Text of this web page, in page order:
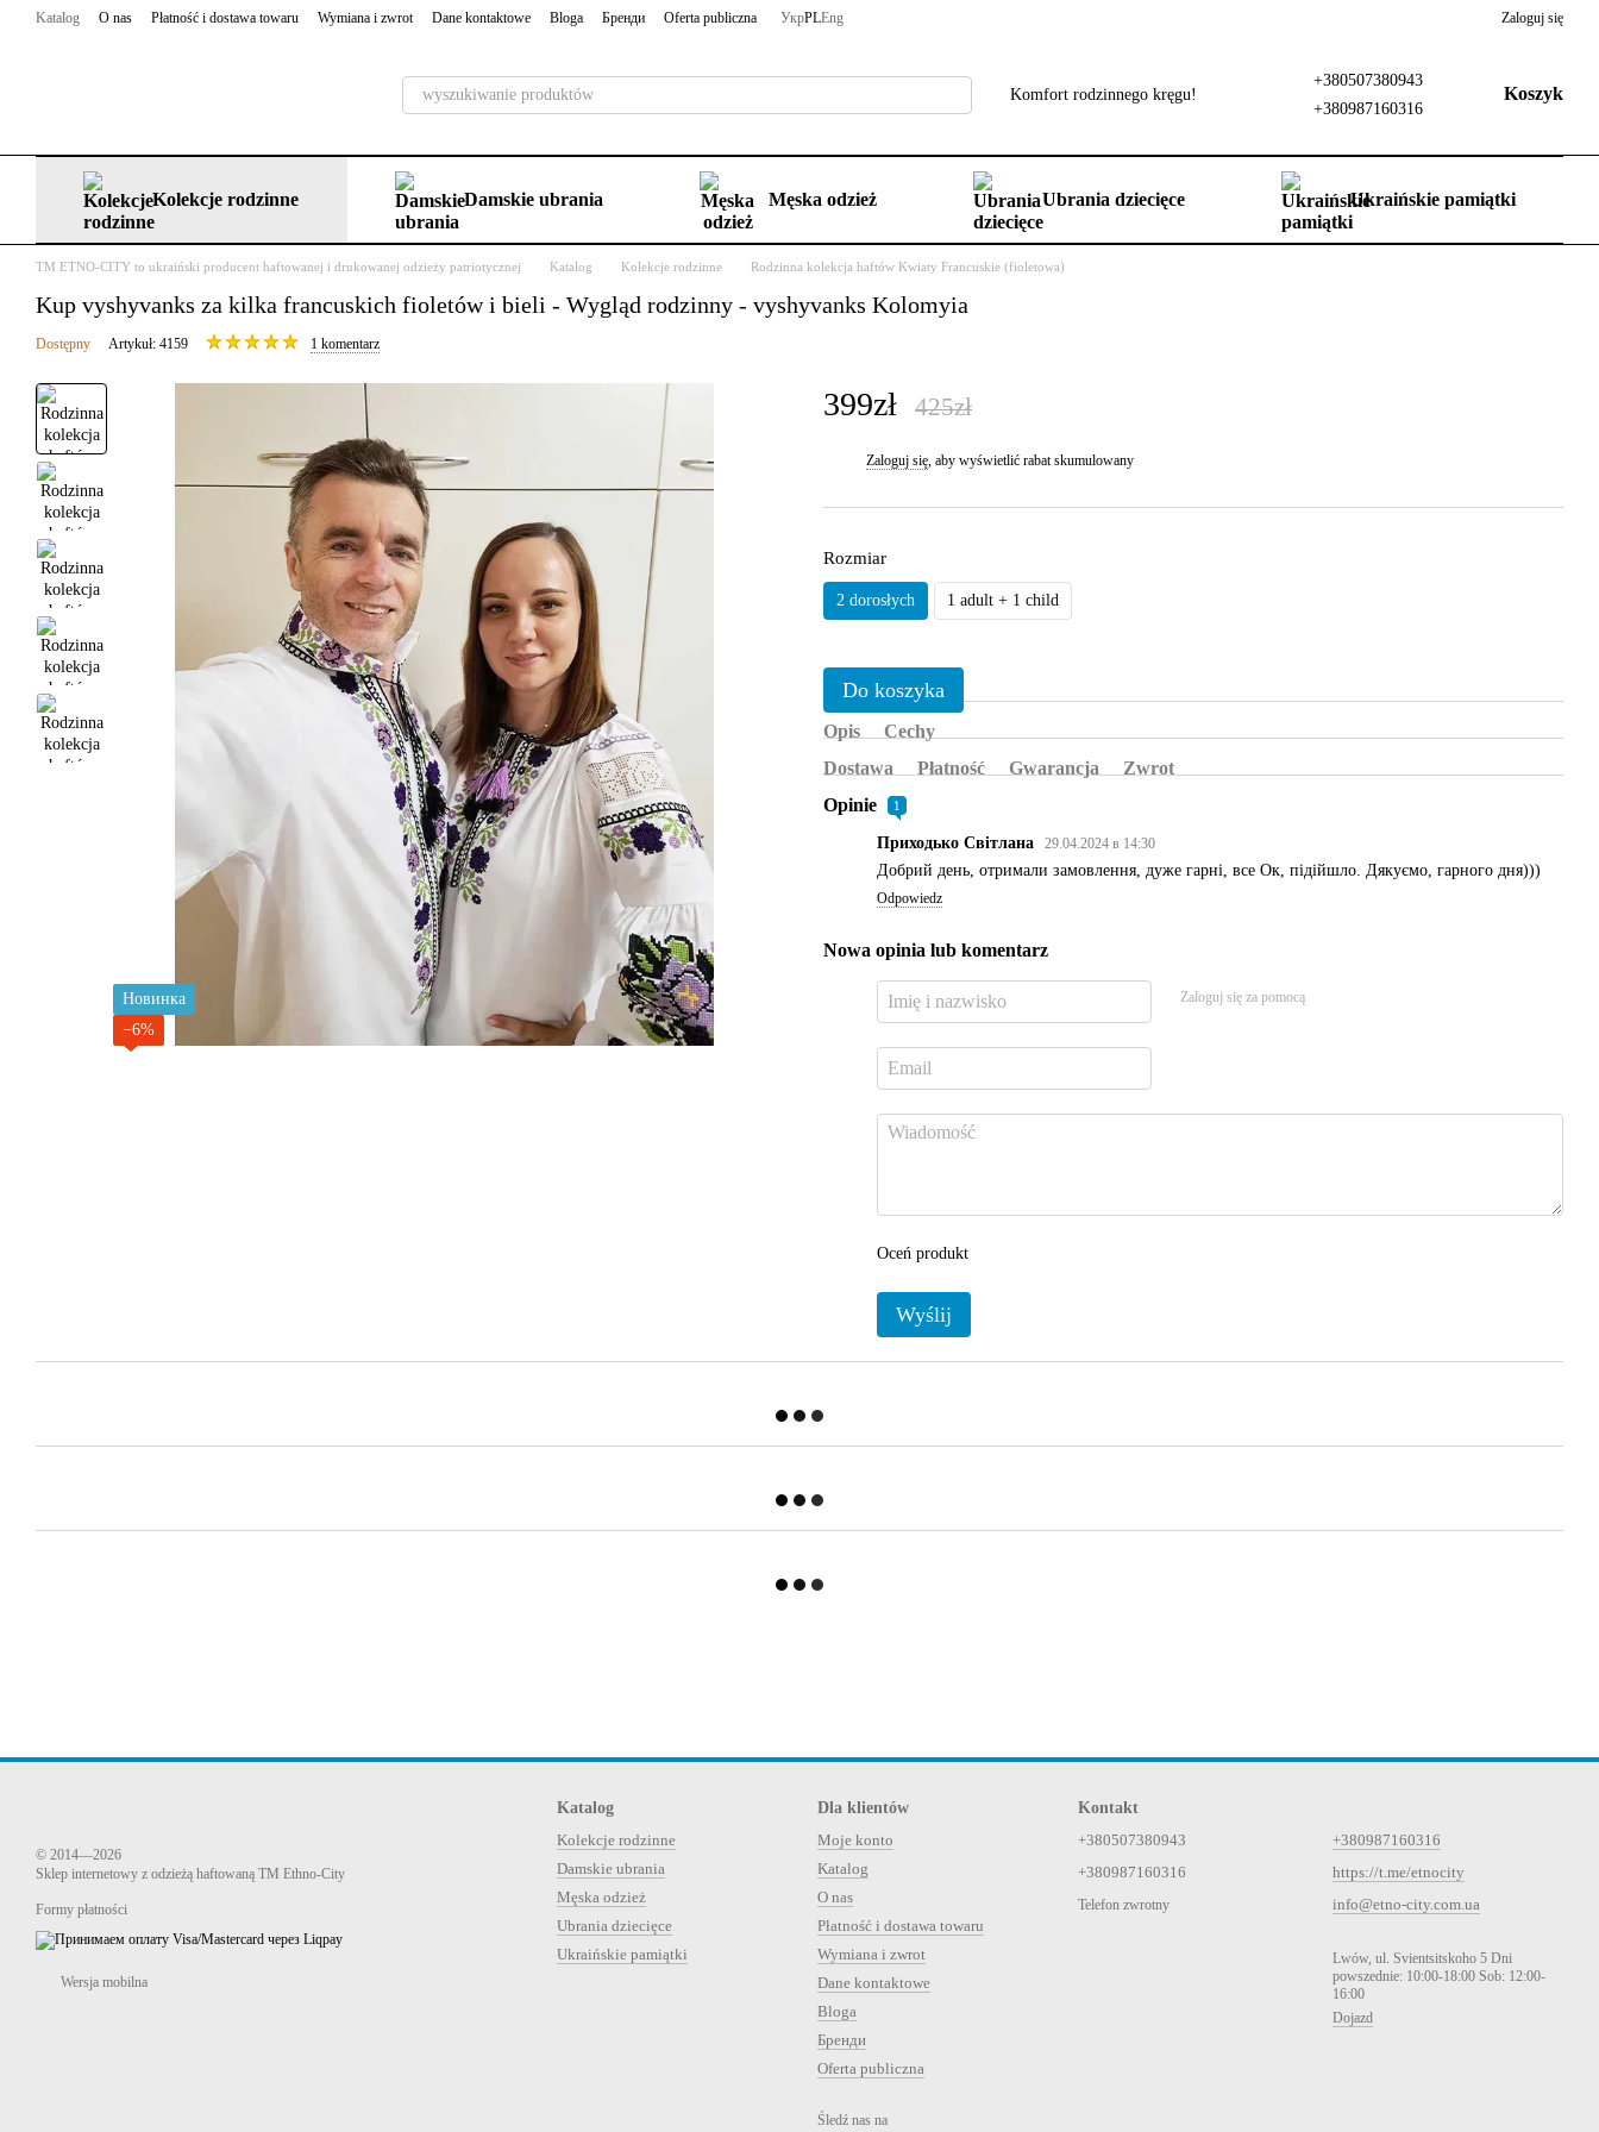
Przejdź do głównej treści
Katalog O nas Płatność i dostawa towaru Wymiana i zwrot Dane kontaktowe Bloga Бренди Oferta publiczna УкрPLEng Zaloguj się
Komfort rodzinnego kręgu!
+380507380943
+380987160316
Koszyk
Kolekcje rodzinne Damskie ubrania Męska odzież Ubrania dziecięce Ukraińskie pamiątki
TM ETNO-CITY to ukraiński producent haftowanej i drukowanej odzieży patriotycznej Katalog Kolekcje rodzinne Rodzinna kolekcja haftów Kwiaty Francuskie (fioletowa)
Kup vyshyvanks za kilka francuskich fioletów i bieli - Wygląd rodzinny - vyshyvanks Kolomyia
Dostępny Artykuł: 4159 1 komentarz
Новинка
−6%
399zł 425zł
Zaloguj się , aby wyświetlić rabat skumulowany
Rozmiar
2 dorosłych 1 adult + 1 child
Do koszyka
Opis
Cechy
Dostawa
Płatność Gwarancja
Zwrot
Opinie
1
Приходько Світлана 29.04.2024 в 14:30
Добрий день, отримали замовлення, дуже гарні, все Ок, підійшло. Дякуємо, гарного дня)))
Odpowiedz
Nowa opinia lub komentarz
Zaloguj się za pomocą
Oceń produkt
Wyślij
© 2014—2026
Sklep internetowy z odzieżą haftowaną TM Ethno-City
Formy płatności
Wersja mobilna
Katalog
Kolekcje rodzinne
Damskie ubrania
Męska odzież
Ubrania dziecięce
Ukraińskie pamiątki
Dla klientów
Moje konto
Katalog
O nas
Płatność i dostawa towaru
Wymiana i zwrot
Dane kontaktowe
Bloga
Бренди
Oferta publiczna
Śledź nas na
Kontakt
+380507380943
+380987160316
Telefon zwrotny
+380987160316
https://t.me/etnocity
info@etno-city.com.ua
Lwów, ul. Svientsitskoho 5 Dni
powszednie: 10:00-18:00 Sob: 12:00-
16:00
Dojazd